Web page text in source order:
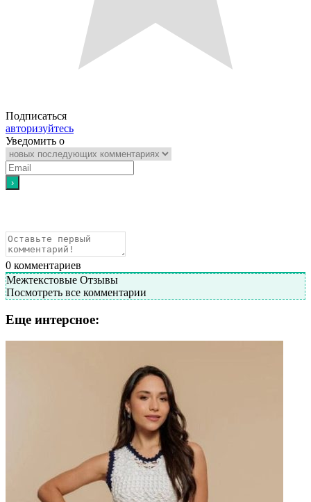
Подписаться
авторизуйтесь
Уведомить о
0 комментариев
Межтекстовые Отзывы
Посмотреть все комментарии
Еще интерсное: